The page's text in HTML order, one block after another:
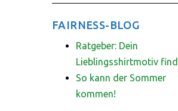
FAIRNESS-BLOG
Ratgeber: Dein
Lieblingsshirtmotiv
So kann der Sommer
kommen!